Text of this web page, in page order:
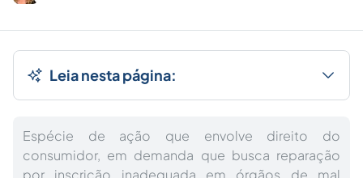
Leia nesta página:
Espécie de ação que envolve direito do
consumidor, em demanda que busca reparação
por inscrição inadequada em órgãos de mal